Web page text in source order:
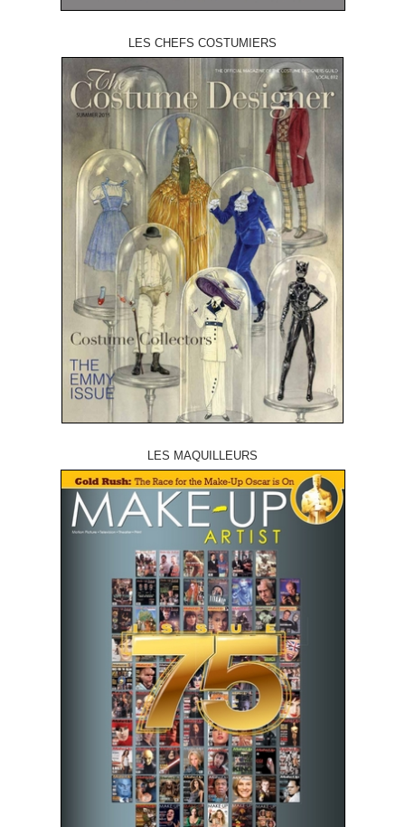
LES CHEFS COSTUMIERS
LES MAQUILLEURS